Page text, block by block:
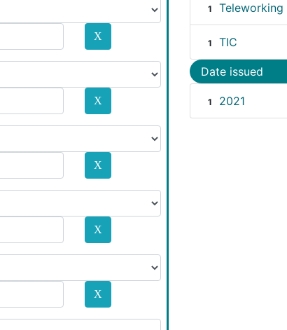
1 Teleworking
1 TIC
Date issued
1 2021